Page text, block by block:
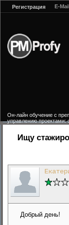
Регистрация E-
Он-лайн обучение с
управлению проектами:
Ищу
Добрый день!